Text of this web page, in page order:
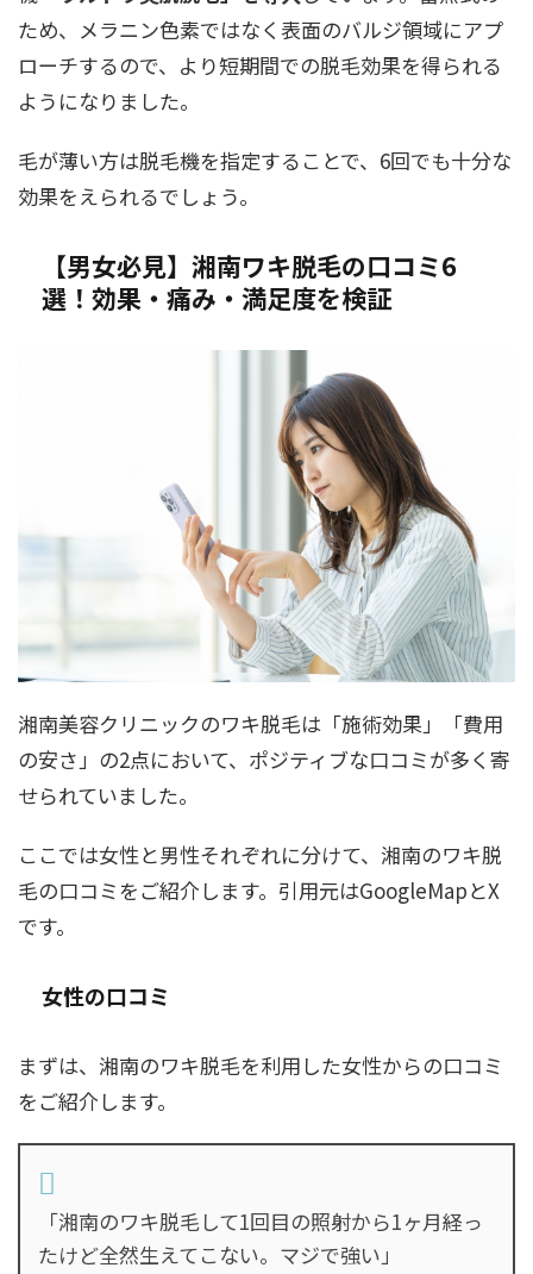
ため、メラニン色素ではなく表面のバルジ領域にアプ
ローチするので、より短期間での脱毛効果を得られる
ようになりました。
毛が薄い方は脱毛機を指定することで、6回でも十分な
効果をえられるでしょう。
【男女必見】湘南ワキ脱毛の口コミ6
選！効果・痛み・満足度を検証
湘南美容クリニックのワキ脱毛は「施術効果」「費用
の安さ」の2点において、ポジティブな口コミが多く寄
せられていました。
ここでは女性と男性それぞれに分けて、湘南のワキ脱
毛の口コミをご紹介します。引用元はGoogleMapとX
です。
女性の口コミ
まずは、湘南のワキ脱毛を利用した女性からの口コミ
をご紹介します。
「湘南のワキ脱毛して1回目の照射から1ヶ月経っ
たけど全然生えてこない。マジで強い」